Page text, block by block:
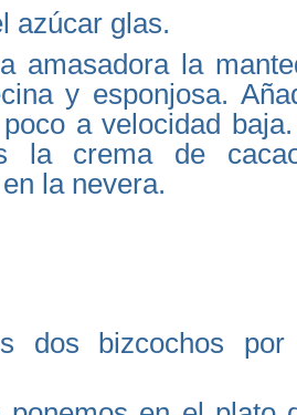
azúcar glas.
amasadora la
y esponjosa.
a velocidad
la crema de
la nevera.
dos bizcochos